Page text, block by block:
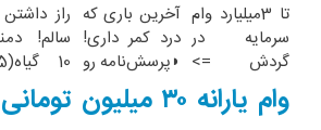
تا 3میلیارد وام
سرمایه در
گردش =>
فروشگاهت رو
ثبت کن
آخرین باری که
درد کمر داری!
◗پرسش‌نامه رو
پر کن◖
راز
سالم!
تخفیف)وام یارانه ۳۰